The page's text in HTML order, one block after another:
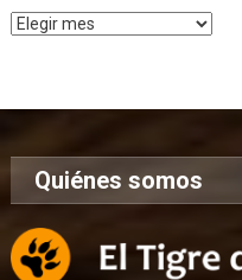
Archivo
Quiénes somos